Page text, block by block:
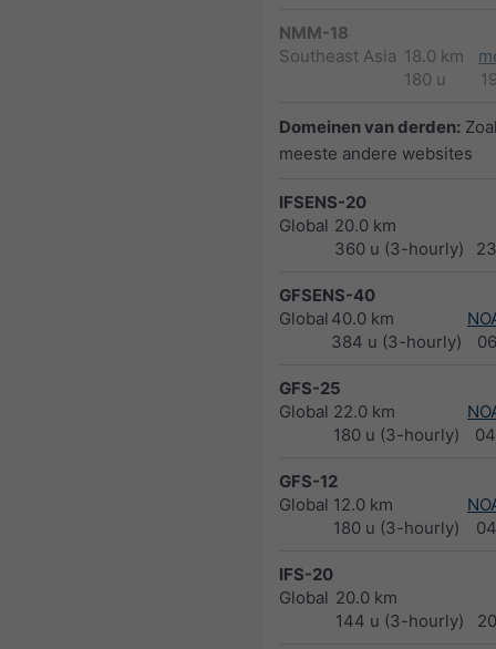
NMM-18
Southeast Asia 18.0 km
180 u
Domeinen van derden:
meeste andere websites
IFSENS-20
Global 20.0 km
360 u (3-hourly)
GFSENS-40
Global 40.0 km
384 u (3-hourly)
GFS-25
Global 22.0 km
180 u (3-hourly)
GFS-12
Global 12.0 km
180 u (3-hourly)
IFS-20
Global 20.0 km
144 u (3-hourly)